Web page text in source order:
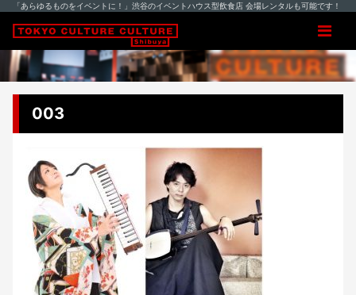
「あらゆるものをイベントに！」渋谷のイベントハウス型飲食店 会場レンタルも可能です！
003